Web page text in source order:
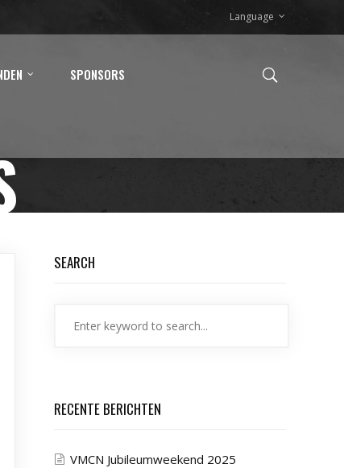
Language
SPONSORS
SEARCH
RECENTE BERICHTEN
VMCN Jubileumweekend 2025